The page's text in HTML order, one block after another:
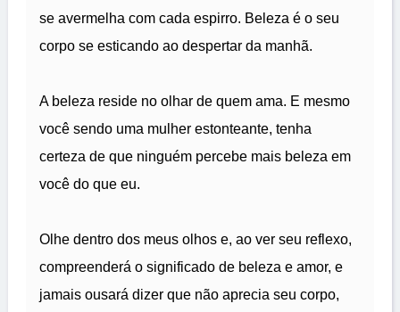
se avermelha com cada espirro. Beleza é o seu
corpo se esticando ao despertar da manhã.
A beleza reside no olhar de quem ama. E mesmo
você sendo uma mulher estonteante, tenha
certeza de que ninguém percebe mais beleza em
você do que eu.
Olhe dentro dos meus olhos e, ao ver seu reflexo,
compreenderá o significado de beleza e amor, e
jamais ousará dizer que não aprecia seu corpo,